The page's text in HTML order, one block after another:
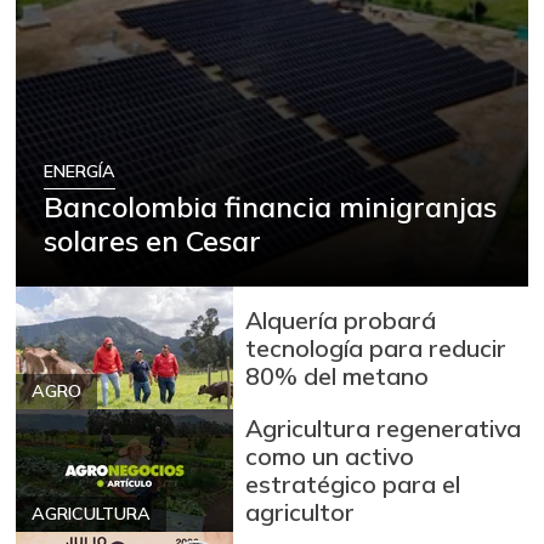
07/25/2026 +1,23%
Berenjena
06/27/2026 -27,03%
Bocachico
07/25/2026
$ 15.750,00
Bola de brazo de
07/05/2025
Bola de pierna de
res
07/05/2025
$ 30.000,00
Brazo sin hueso
de cerdo
07/05/2025
$ 19.000,00
ENERGÍA
Bancolombia financia minigranjas
solares en Cesar
AGRO
Alquería probará
tecnología para reducir
80% del metano
AGRICULTURA
Agricultura regenerativa
como un activo
estratégico para el
agricultor